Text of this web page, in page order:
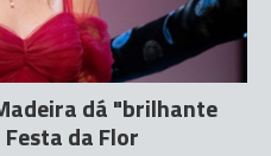
dá "brilhante
da Flor